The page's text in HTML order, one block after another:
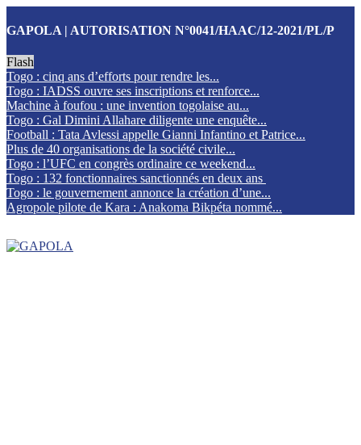
GAPOLA | AUTORISATION N°0041/HAAC/12-2021/PL/P
Flash
Togo : cinq ans d’efforts pour rendre les...
Togo : IADSS ouvre ses inscriptions et renforce...
Machine à foufou : une invention togolaise au...
Togo : Gal Dimini Allahare diligente une enquête...
Football : Tata Avlessi appelle Gianni Infantino et Patrice...
Plus de 40 organisations de la société civile...
Togo : l’UFC en congrès ordinaire ce weekend...
Togo : 132 fonctionnaires sanctionnés en deux ans
Togo : le gouvernement annonce la création d’une...
Agropole pilote de Kara : Anakoma Bikpéta nommé...